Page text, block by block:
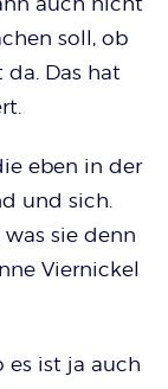
soll, ob
Das hat
eben in der
und sich.
sie denn
Viernickel
es ist ja auch